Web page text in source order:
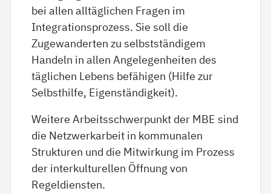
bei allen alltäglichen Fragen im
Integrationsprozess. Sie soll die
Zugewanderten zu selbstständigem
Handeln in allen Angelegenheiten des
täglichen Lebens befähigen (Hilfe zur
Selbsthilfe, Eigenständigkeit).
Weitere Arbeitsschwerpunkt der MBE sind
die Netzwerkarbeit in kommunalen
Strukturen und die Mitwirkung im Prozess
der interkulturellen Öffnung von
Regeldiensten.